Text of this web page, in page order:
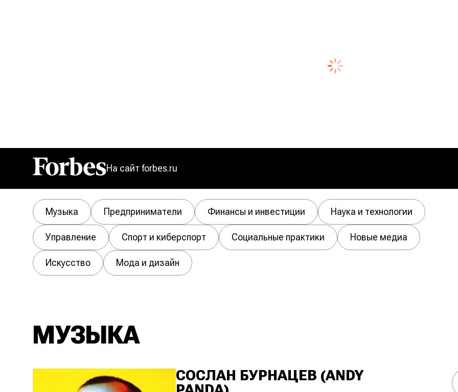
На сайт forbes.ru
Музыка Предприниматели Финансы и инвестиции Наука и технологии
Управление Спорт и киберспорт Социальные практики Новые медиа
Искусство Мода и дизайн
МУЗЫКА
СОСЛАН БУРНАЦЕВ (ANDY